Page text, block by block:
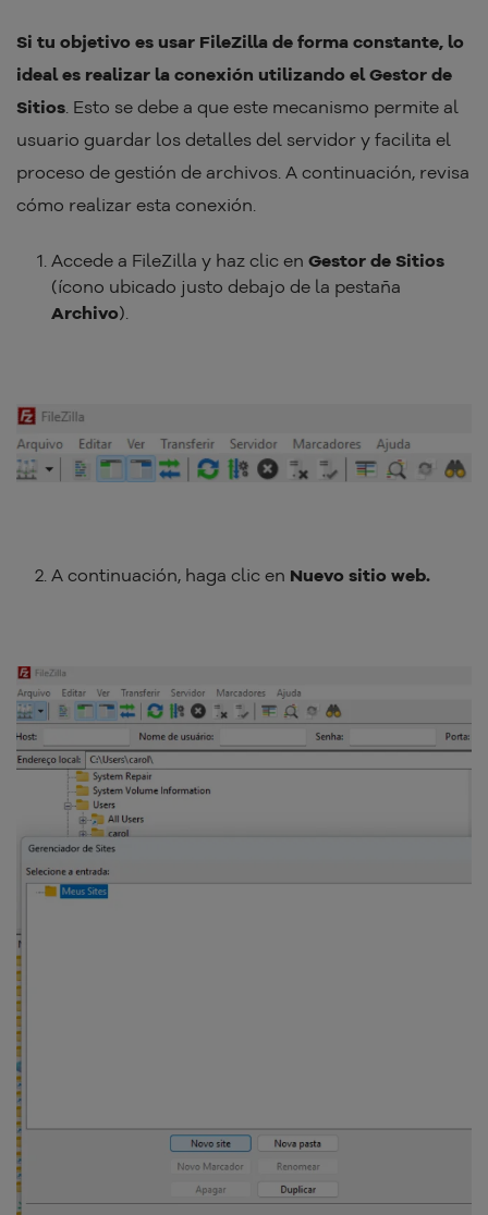
Si tu objetivo es usar FileZilla de forma constante, lo
ideal es realizar la conexión utilizando el Gestor de
Sitios . Esto se debe a que este mecanismo permite al
usuario guardar los detalles del servidor y facilita el
proceso de gestión de archivos. A continuación, revisa
cómo realizar esta conexión.
Accede a FileZilla y haz clic en Gestor de Sitios
(ícono ubicado justo debajo de la pestaña
Archivo).
A continuación, haga clic en Nuevo sitio web.